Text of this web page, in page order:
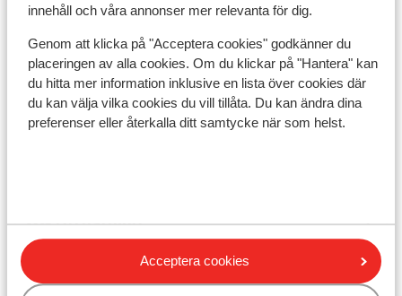
innehåll och våra annonser mer relevanta för dig.
Genom att klicka på "Acceptera cookies" godkänner du
placeringen av alla cookies. Om du klickar på "Hantera" kan
du hitta mer information inklusive en lista över cookies där
du kan välja vilka cookies du vill tillåta. Du kan ändra dina
preferenser eller återkalla ditt samtycke när som helst.
Acceptera cookies
Närmaste butiker ca 20 m
Liftkort/Utrustning/Skidskola
Liftkort
Utrustning
Andra boenden i Zell am See - Kaprun